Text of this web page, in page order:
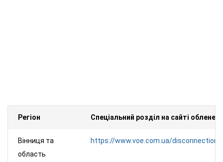
Регіон Спеціальний розділ на сайті
Вінниця та
область
https://www.voe.com.ua/disconnection/